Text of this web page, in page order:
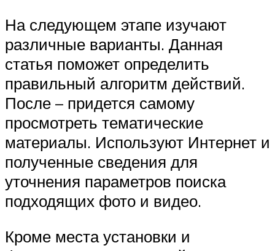
На следующем этапе изучают
различные варианты. Данная
статья поможет определить
правильный алгоритм действий.
После – придется самому
просмотреть тематические
материалы. Используют Интернет и
полученные сведения для
уточнения параметров поиска
подходящих фото и видео.
Кроме места установки и